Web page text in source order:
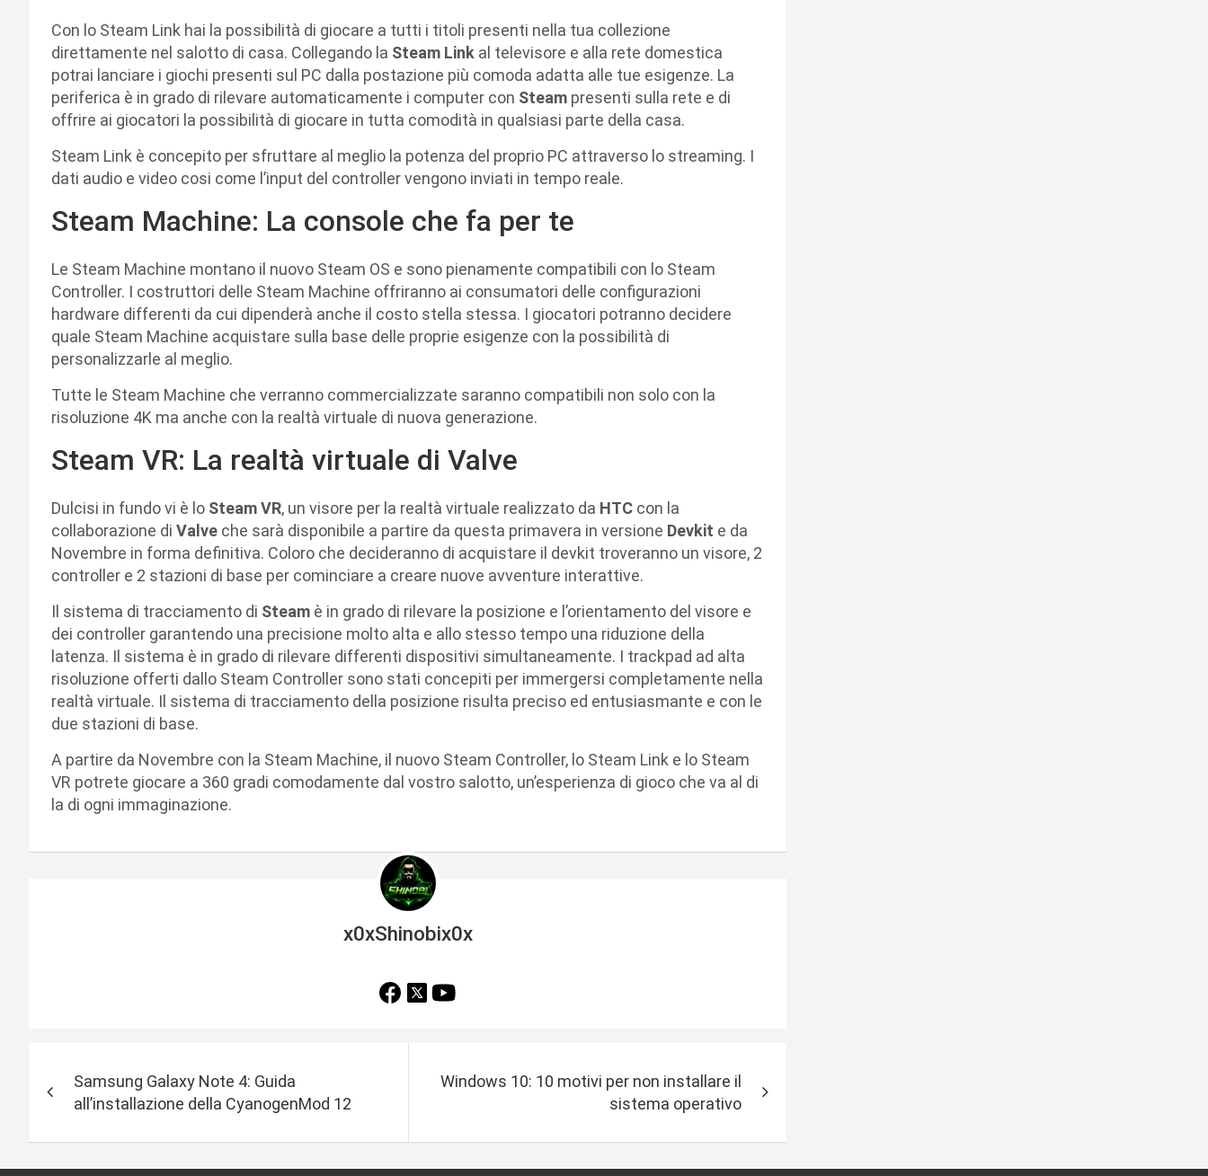
Con lo Steam Link hai la possibilità di giocare a tutti i titoli presenti nella tua collezione
direttamente nel salotto di casa. Collegando la Steam Link al televisore e alla rete domestica
potrai lanciare i giochi presenti sul PC dalla postazione più comoda adatta alle tue esigenze. La
periferica è in grado di rilevare automaticamente i computer con Steam presenti sulla rete e di
offrire ai giocatori la possibilità di giocare in tutta comodità in qualsiasi parte della casa.
Steam Link è concepito per sfruttare al meglio la potenza del proprio PC attraverso lo streaming. I
dati audio e video cosi come l’input del controller vengono inviati in tempo reale.
Steam Machine: La console che fa per te
Le Steam Machine montano il nuovo Steam OS e sono pienamente compatibili con lo Steam
Controller. I costruttori delle Steam Machine offriranno ai consumatori delle configurazioni
hardware differenti da cui dipenderà anche il costo stella stessa. I giocatori potranno decidere
quale Steam Machine acquistare sulla base delle proprie esigenze con la possibilità di
personalizzarle al meglio.
Tutte le Steam Machine che verranno commercializzate saranno compatibili non solo con la
risoluzione 4K ma anche con la realtà virtuale di nuova generazione.
Steam VR: La realtà virtuale di Valve
Dulcisi in fundo vi è lo Steam VR, un visore per la realtà virtuale realizzato da HTC con la
collaborazione di Valve che sarà disponibile a partire da questa primavera in versione Devkit e da
Novembre in forma definitiva. Coloro che decideranno di acquistare il devkit troveranno un visore, 2
controller e 2 stazioni di base per cominciare a creare nuove avventure interattive.
Il sistema di tracciamento di Steam è in grado di rilevare la posizione e l’orientamento del visore e
dei controller garantendo una precisione molto alta e allo stesso tempo una riduzione della
latenza. Il sistema è in grado di rilevare differenti dispositivi simultaneamente. I trackpad ad alta
risoluzione offerti dallo Steam Controller sono stati concepiti per immergersi completamente nella
realtà virtuale. Il sistema di tracciamento della posizione risulta preciso ed entusiasmante e con le
due stazioni di base.
A partire da Novembre con la Steam Machine, il nuovo Steam Controller, lo Steam Link e lo Steam
VR potrete giocare a 360 gradi comodamente dal vostro salotto, un’esperienza di gioco che va al di
la di ogni immaginazione.
x0xShinobix0x
v
Samsung Galaxy Note 4: Guida
all’installazione della CyanogenMod 12
Windows 10: 10 motivi per non installare il
sistema operativo